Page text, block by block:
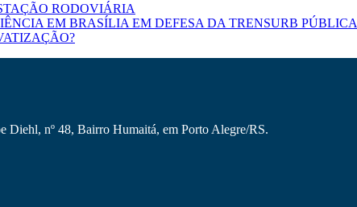
RODOVIÁRIA
EM BRASÍLIA EM DEFESA DA TRENSURB PÚBLICA
Diehl, nº 48, Bairro Humaitá, em Porto Alegre/RS.